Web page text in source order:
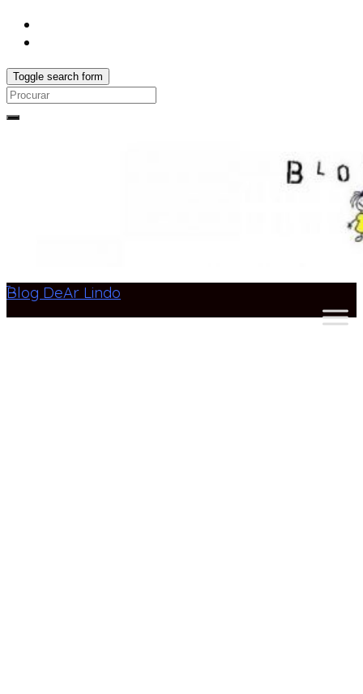
Toggle search form
Search
Blog DeAr Lindo